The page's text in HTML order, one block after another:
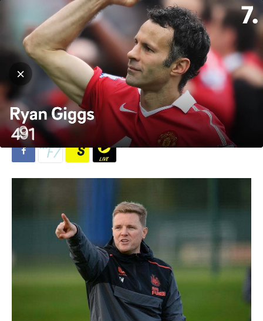
Hjem Fotball
Fotball Premier League
Klar for å hente den tidligere
Celtic-spilleren tilbake
Av Gaardvik - 7. mars 2023 662